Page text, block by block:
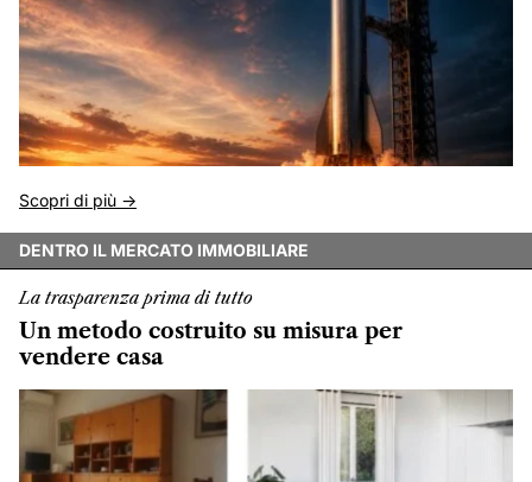
Scopri di più ->
DENTRO IL MERCATO IMMOBILIARE
La trasparenza prima di tutto
Un metodo costruito su misura per
vendere casa